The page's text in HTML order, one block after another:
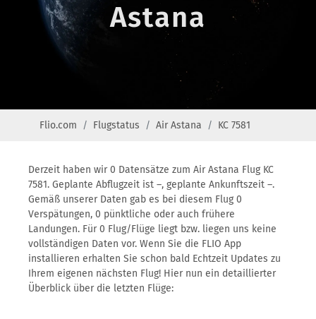
Astana
Flio.com Flugstatus Air Astana KC 7581
Derzeit haben wir 0 Datensätze zum Air Astana Flug KC
7581. Geplante Abflugzeit ist –, geplante Ankunftszeit –.
Gemäß unserer Daten gab es bei diesem Flug 0
Verspätungen, 0 pünktliche oder auch frühere
Landungen. Für 0 Flug/Flüge liegt bzw. liegen uns keine
vollständigen Daten vor. Wenn Sie die FLIO App
installieren erhalten Sie schon bald Echtzeit Updates zu
Ihrem eigenen nächsten Flug! Hier nun ein detaillierter
Überblick über die letzten Flüge: